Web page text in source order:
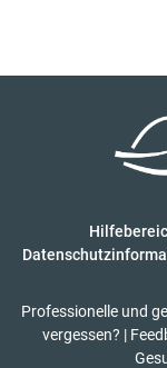
Professionelle und
vergessen? |